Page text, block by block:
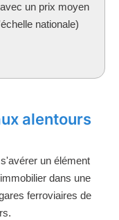
avec un prix moyen
nationale)
alentours
un élément
dans une
ferroviaires de